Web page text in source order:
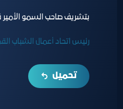
بتشريف صاحب السمو
رئيس اتحاد أعمال الشباب
تحميل